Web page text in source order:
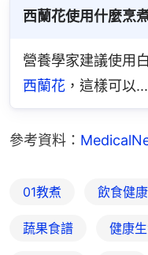
西蘭花使用什麼烹
營養學家建議使用
西蘭花 ，這樣可以
參考資料：
01教煮 飲食健
蔬果食譜 健康